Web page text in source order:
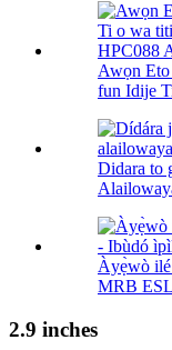
Awọn
fun Idije
Didara to
Àyẹ̀wò
MRB
2.9 inches